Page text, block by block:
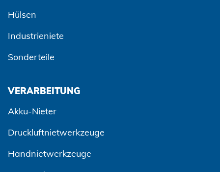
Hülsen
Industrieniete
Sonderteile
VERARBEITUNG
Akku-Nieter
Druckluftnietwerkzeuge
Handnietwerkzeuge